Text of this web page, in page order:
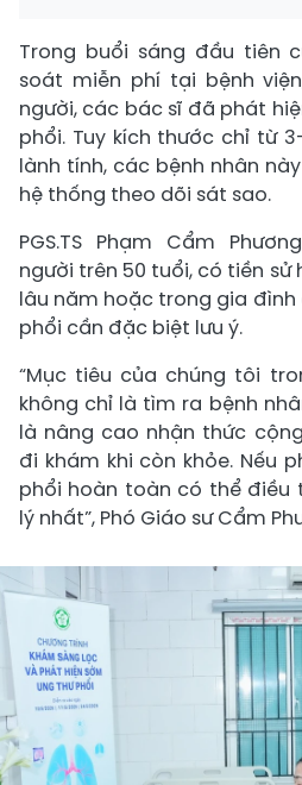
Trong buổi sáng đầu tiên
soát miễn phí tại bệnh
người, các bác sĩ đã phát
phổi. Tuy kích thước chỉ từ
lành tính, các bệnh nhân
hệ thống theo dõi sát sao.
PGS.TS Phạm Cẩm
người trên 50 tuổi, có tiền
lâu năm hoặc trong gia
phổi cần đặc biệt lưu ý.
“Mục tiêu của chúng tôi
không chỉ là tìm ra bệnh
là nâng cao nhận thức
đi khám khi còn khỏe. Nếu
phổi hoàn toàn có thể điều
lý nhất”, Phó Giáo sư Cẩm